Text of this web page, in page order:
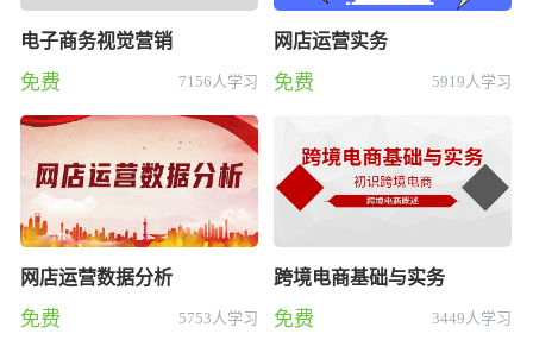
电子商务视觉营销
免费 7156人学习
网店运营实务
免费 5919人学习
网店运营数据分析
免费 5753人学习
跨境电商基础与实务
免费 3449人学习